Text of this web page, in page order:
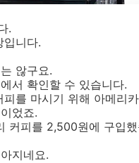
.
입니다.
않구요.
서 확인할 수 있습니다.
를 마시기 위해 아메리
었죠.
커피를 2,500원에 구입했
지네요.